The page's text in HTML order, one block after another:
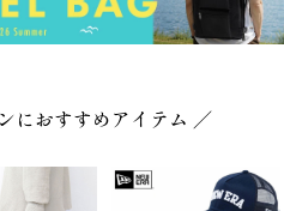
におすすめアイテム ／